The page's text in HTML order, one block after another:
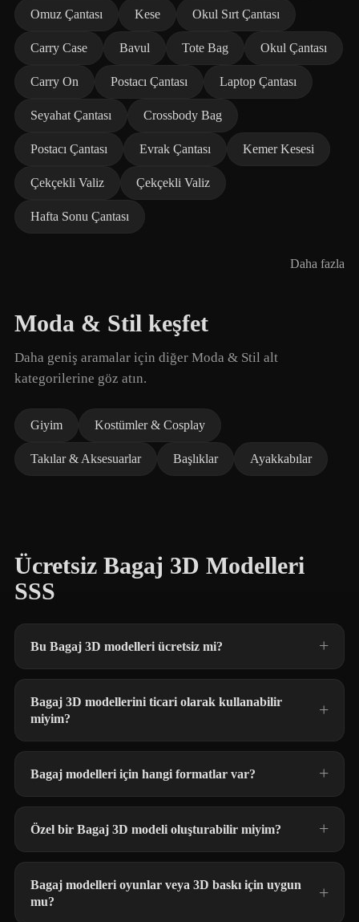
Omuz Çantası Kese Okul Sırt Çantası
Carry Case Bavul Tote Bag Okul Çantası
Carry On Postacı Çantası Laptop Çantası
Seyahat Çantası Crossbody Bag
Postacı Çantası Evrak Çantası Kemer Kesesi
Çekçekli Valiz Çekçekli Valiz
Hafta Sonu Çantası
Daha fazla
Moda & Stil keşfet
Daha geniş aramalar için diğer Moda & Stil alt
kategorilerine göz atın.
Giyim Kostümler & Cosplay
Takılar & Aksesuarlar Başlıklar Ayakkabılar
Ücretsiz Bagaj 3D Modelleri
SSS
Bu Bagaj 3D modelleri ücretsiz mi?
Bagaj 3D modellerini ticari olarak kullanabilir
miyim?
Bagaj modelleri için hangi formatlar var?
Özel bir Bagaj 3D modeli oluşturabilir miyim?
Bagaj modelleri oyunlar veya 3D baskı için uygun
mu?